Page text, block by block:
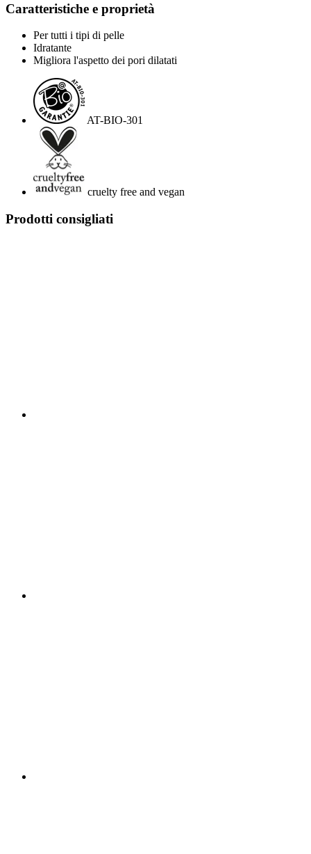
Caratteristiche e proprietà
Per tutti i tipi di pelle
Idratante
Migliora l'aspetto dei pori dilatati
AT-BIO-301
cruelty free and vegan
Prodotti consigliati